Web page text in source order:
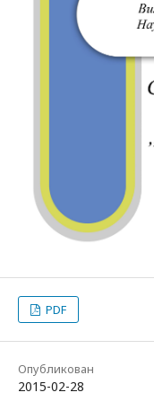
PDF
Опубликован
2015-02-28